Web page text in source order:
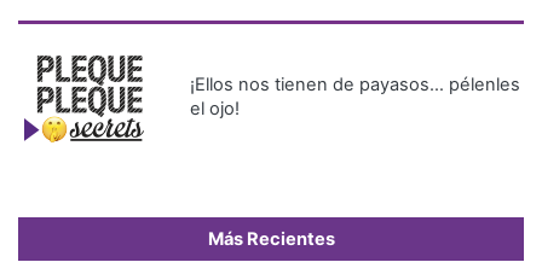
¡Ellos nos tienen de payasos… pélenles
el ojo!
Más Recientes